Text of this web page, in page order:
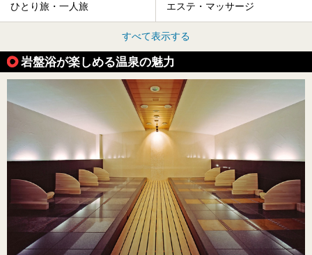
ひとり旅・一人旅 エステ・マッサージ
すべて表示する
岩盤浴が楽しめる温泉の魅力